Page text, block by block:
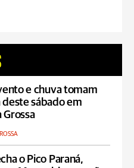
e chuva tomam
deste sábado em
Grossa
o Pico Paraná,